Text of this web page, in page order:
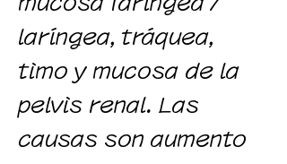
laríngea, tráquea,
timo y mucosa de la
pelvis renal. Las
causas son aumento